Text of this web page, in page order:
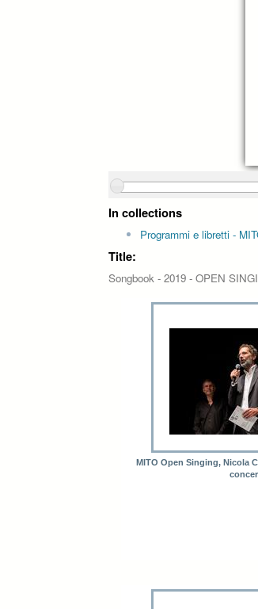
In collections
Programmi e libretti -
Title:
Songbook - 2019 - OPEN
MITO Open Singing, Nicola